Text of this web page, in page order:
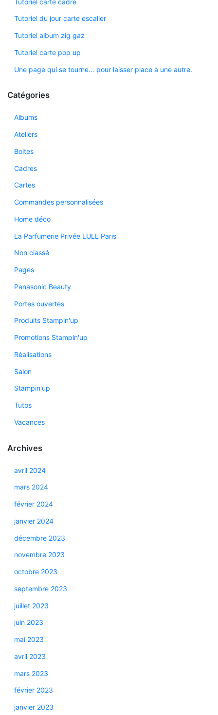
Tutoriel du jour carte escalier
Tutoriel album zig gaz
Tutoriel carte pop up
Une page qui se tourne… pour laisser place à une autre.
Catégories
Albums
Ateliers
Boites
Cadres
Cartes
Commandes personnalisées
Home déco
La Parfumerie Privée LULL Paris
Non classé
Pages
Panasonic Beauty
Portes ouvertes
Produits Stampin'up
Promotions Stampin'up
Réalisations
Salon
Stampin'up
Tutos
Vacances
Archives
avril 2024
mars 2024
février 2024
janvier 2024
décembre 2023
novembre 2023
octobre 2023
septembre 2023
juillet 2023
juin 2023
mai 2023
avril 2023
mars 2023
février 2023
janvier 2023